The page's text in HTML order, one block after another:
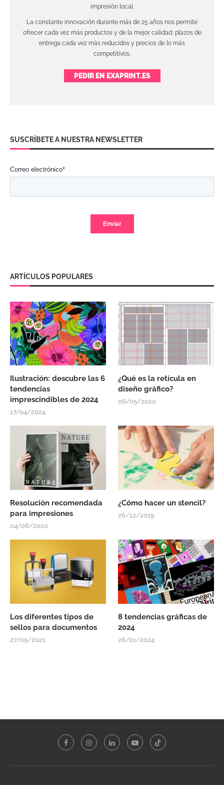
impresión local.
La constante innovación durante más de 25 años nos permite
ofrecer cada vez más productos y de la mejor calidad, plazos de
entrega cada vez más reducidos y precios de lo más
competitivos.
PEDIR EN EXAPRINT.ES
SUSCRÍBETE A NUESTRA NEWSLETTER
ARTÍCULOS POPULARES
Ilustración: descubre las 6
tendencias
imprescindibles de 2024
17/04/2024
¿Qué es la retícula en
diseño gráfico?
06/05/2020
Resolución recomendada
para impresiones
04/08/2020
¿Cómo hacer un stencil?
26/12/2019
Los diferentes tipos de
sellos para documentos
27/05/2021
8 tendencias gráficas de
2024
26/01/2024